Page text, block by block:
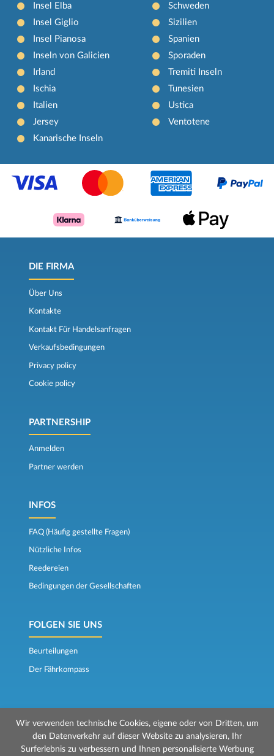
Insel Elba
Insel Giglio
Insel Pianosa
Inseln von Galicien
Irland
Ischia
Italien
Jersey
Kanarische Inseln
Schweden
Sizilien
Spanien
Sporaden
Tremiti Inseln
Tunesien
Ustica
Ventotene
DIE FIRMA
Über Uns
Kontakte
Kontakt Für Handelsanfragen
Verkaufsbedingungen
Privacy policy
Cookie policy
PARTNERSHIP
Anmelden
Partner werden
INFOS
FAQ (Häufig gestellte Fragen)
Nützliche Infos
Reedereien
Bedingungen der Gesellschaften
FOLGEN SIE UNS
Beurteilungen
Der Fährkompass
Wir verwenden technische Cookies, eigene oder von Dritten, um
den Datenverkehr auf dieser Website zu analysieren, Ihr
Surferlebnis zu verbessern und Ihnen personalisierte Werbung